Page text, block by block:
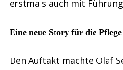
erstmals auch mit
Eine neue Story für die Pflege
Den Auftakt machte Olaf